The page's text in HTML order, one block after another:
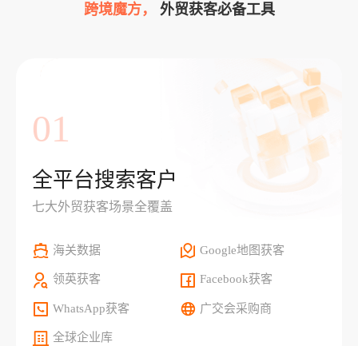
跨境魔方， 外贸获客必备工具
01
全平台搜索客户
七大外贸获客场景全覆盖
海关数据 Google地图获客
领英获客 Facebook获客
WhatsApp获客 广交会采购商
全球企业库